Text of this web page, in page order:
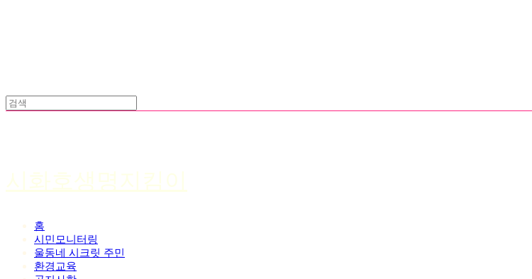
시화호생명지킴이
홈
시민모니터링
울동네 시크릿 주민
환경교육